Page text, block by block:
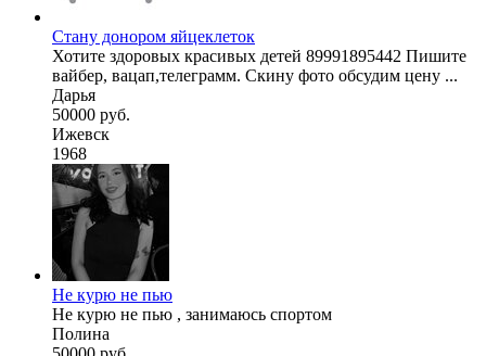
Стану донором яйцеклеток
Хотите здоровых красивых детей 89991895442 Пишите
вайбер, вацап,телеграмм. Скину фото обсудим цену ...
Дарья
50000 руб.
Ижевск
1968
Не курю не пью
Не курю не пью , занимаюсь спортом
Полина